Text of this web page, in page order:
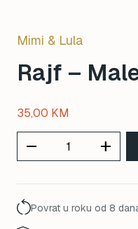
Mimi & Lula
Rajf –
35,00 KM
remove add
Povrat u roku od 8